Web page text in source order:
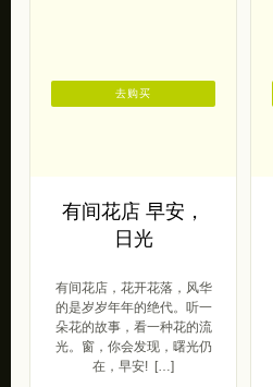
有间花店 早安，
日光
有间花店，花开花落，风华
的是岁岁年年的绝代。听一
朵花的故事，看一种花的流
光。窗，你会发现，曙光仍
在，早安! ​ […]
去购买